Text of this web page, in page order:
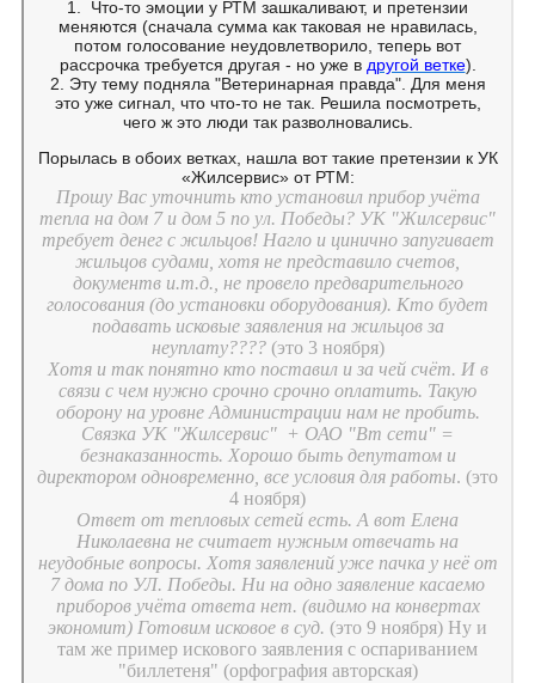
1. Что-то эмоции у РТМ зашкаливают, и претензии
меняются (сначала сумма как таковая не нравилась,
потом голосование неудовлетворило, теперь вот
рассрочка требуется другая - но уже в другой ветке).
2. Эту тему подняла "Ветеринарная правда". Для меня
это уже сигнал, что что-то не так. Решила посмотреть,
чего ж это люди так разволновались.
Порылась в обоих ветках, нашла вот такие претензии к УК
«Жилсервис» от РТМ:
Прошу Вас уточнить кто установил прибор учёта
тепла на дом 7 и дом 5 по ул. Победы? УК "Жилсервис"
требует денег с жильцов! Нагло и цинично запугивает
жильцов судами, хотя не представило счетов,
документв и.т.д., не провело предварительного
голосования (до установки оборудования). Кто будет
подавать исковые заявления на жильцов за
неуплату???? (это 3 ноября)
Хотя и так понятно кто поставил и за чей счёт. И в
связи с чем нужно срочно срочно оплатить. Такую
оборону на уровне Администрации нам не пробить.
Связка УК "Жилсервис" + ОАО "Вт сети" =
безнаказанность. Хорошо быть депутатом и
директором одновременно, все условия для работы. (это
4 ноября)
Ответ от тепловых сетей есть. А вот Елена
Николаевна не считает нужным отвечать на
неудобные вопросы. Хотя заявлений уже пачка у неё от
7 дома по УЛ. Победы. Ни на одно заявление касаемо
приборов учёта ответа нет. (видимо на конвертах
экономит) Готовим исковое в суд. (это 9 ноября) Ну и
там же пример искового заявления с оспариванием
"биллетеня" (орфография авторская)